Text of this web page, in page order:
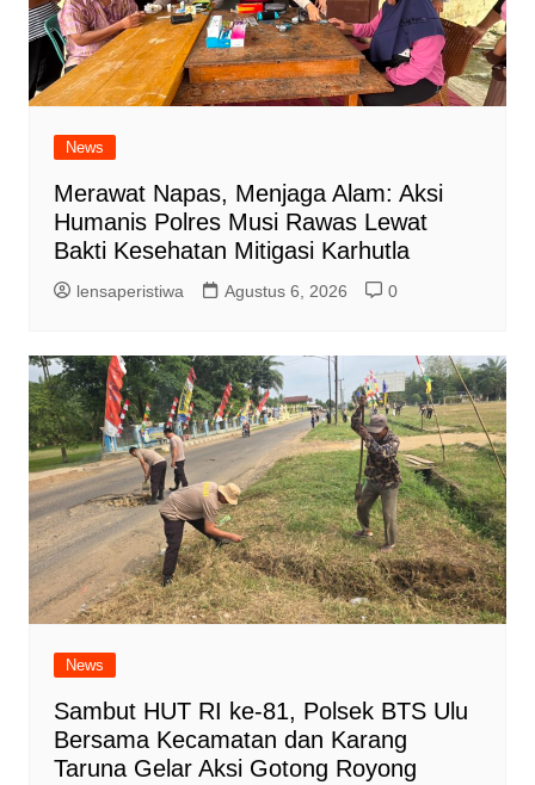
News
Merawat Napas, Menjaga Alam: Aksi
Humanis Polres Musi Rawas Lewat
Bakti Kesehatan Mitigasi Karhutla
lensaperistiwa Agustus 6, 2026 0
News
Sambut HUT RI ke-81, Polsek BTS Ulu
Bersama Kecamatan dan Karang
Taruna Gelar Aksi Gotong Royong